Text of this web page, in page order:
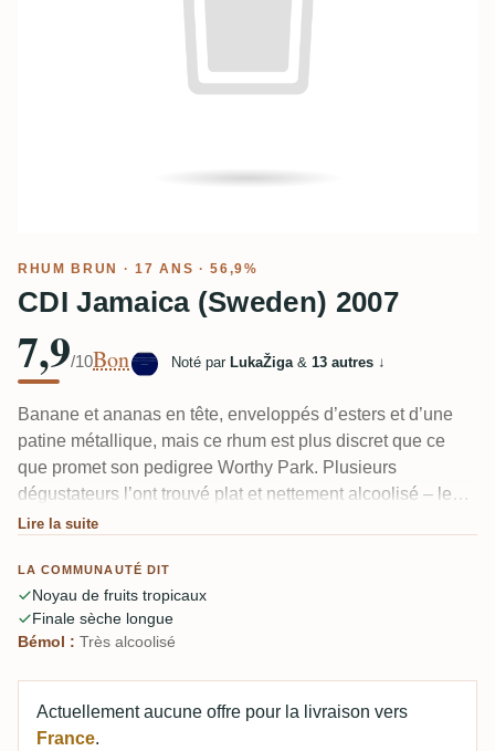
RHUM BRUN · 17 ANS · 56,9%
CDI Jamaica (Sweden) 2007
7,9/10Bon Noté par LukaŽiga& 13 autres ↓
Banane et ananas en tête, enveloppés d’esters et d’une
patine métallique, mais ce rhum est plus discret que ce
que promet son pedigree Worthy Park. Plusieurs
dégustateurs l’ont trouvé plat et nettement alcoolisé – les
fruits et esters sont plutôt discrets que puissants. À 56,9 %,
dégustation correct qui ne va pas jusqu’au funk que
beaucoup espéraient.
Lire la suite
LA COMMUNAUTÉ DIT
Noyau de fruits tropicaux
Finale sèche longue
Bémol : Très alcoolisé
Actuellement aucune offre pour la livraison vers
France.